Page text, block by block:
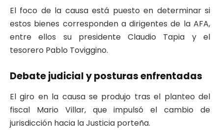
El foco de la causa está puesto en determinar si
estos bienes corresponden a dirigentes de la AFA,
entre ellos su presidenteClaudio Tapia y el
tesorero Pablo Toviggino.
Debate judicial y posturas enfrentadas
El giro en la causa se produjo tras el planteo del
fiscal Mario Villar, que impulsó el cambio de
jurisdicción hacia la Justicia porteña.